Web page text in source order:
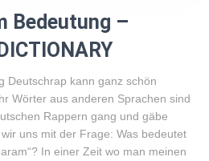
Bedeutung –
Deutschrap kann ganz schön
Wörter aus anderen Sprachen sind
Rappern gang und gäbe
uns mit der Frage: Was bedeutet
In einer Zeit wo man meinen